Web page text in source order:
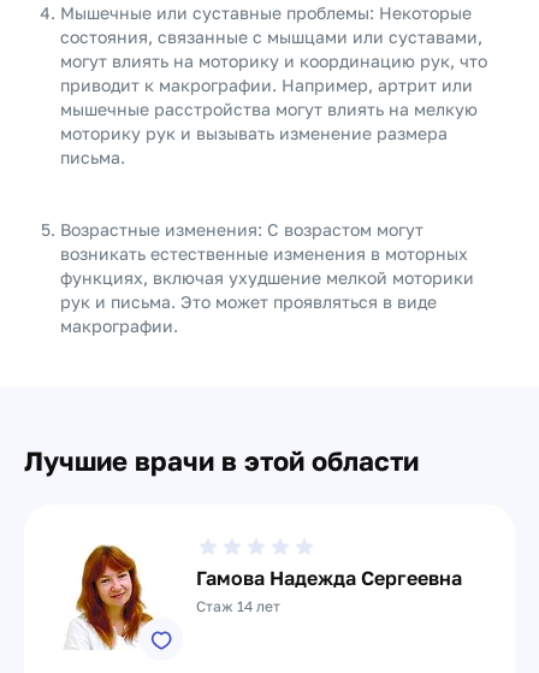
Мышечные или суставные проблемы: Некоторые
состояния, связанные с мышцами или суставами,
могут влиять на моторику и координацию рук, что
приводит к макрографии. Например, артрит или
мышечные расстройства могут влиять на мелкую
моторику рук и вызывать изменение размера
письма.
Возрастные изменения: С возрастом могут
возникать естественные изменения в моторных
функциях, включая ухудшение мелкой моторики
рук и письма. Это может проявляться в виде
макрографии.
Лучшие врачи в этой области
Гамова Надежда Сергеевна
Стаж 14 лет